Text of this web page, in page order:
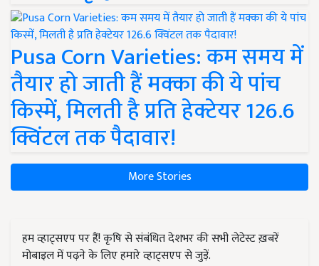
Pusa Corn Varieties: कम समय में
तैयार हो जाती हैं मक्का की ये पांच
किस्में, मिलती है प्रति हेक्टेयर 126.6
क्विंटल तक पैदावार!
More Stories
हम व्हाट्सएप पर हैं! कृषि से संबंधित देशभर की सभी लेटेस्ट ख़बरें
मोबाइल में पढ़ने के लिए हमारे व्हाट्सएप से जुड़ें.